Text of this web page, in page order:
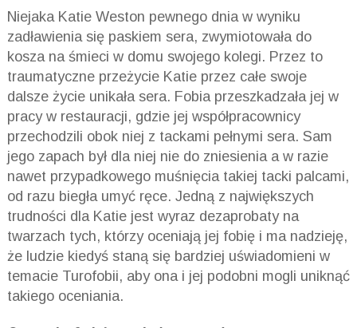
Niejaka Katie Weston pewnego dnia w wyniku
zadławienia się paskiem sera, zwymiotowała do
kosza na śmieci w domu swojego kolegi. Przez to
traumatyczne przeżycie Katie przez całe swoje
dalsze życie unikała sera. Fobia przeszkadzała jej w
pracy w restauracji, gdzie jej współpracownicy
przechodzili obok niej z tackami pełnymi sera. Sam
jego zapach był dla niej nie do zniesienia a w razie
nawet przypadkowego muśnięcia takiej tacki palcami,
od razu biegła umyć ręce. Jedną z największych
trudności dla Katie jest wyraz dezaprobaty na
twarzach tych, którzy oceniają jej fobię i ma nadzieję,
że ludzie kiedyś staną się bardziej uświadomieni w
temacie Turofobii, aby ona i jej podobni mogli uniknąć
takiego oceniania.